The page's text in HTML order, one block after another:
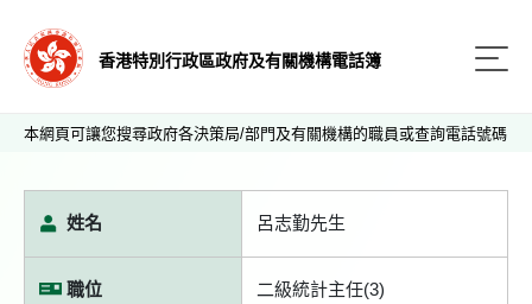
香港特別行政區政府及有關機構電話簿
本網頁可讓您搜尋政府各決策局/部門及有關機構的職員或查詢電話號碼
姓名 呂志勤先生
職位 二級統計主任(3)